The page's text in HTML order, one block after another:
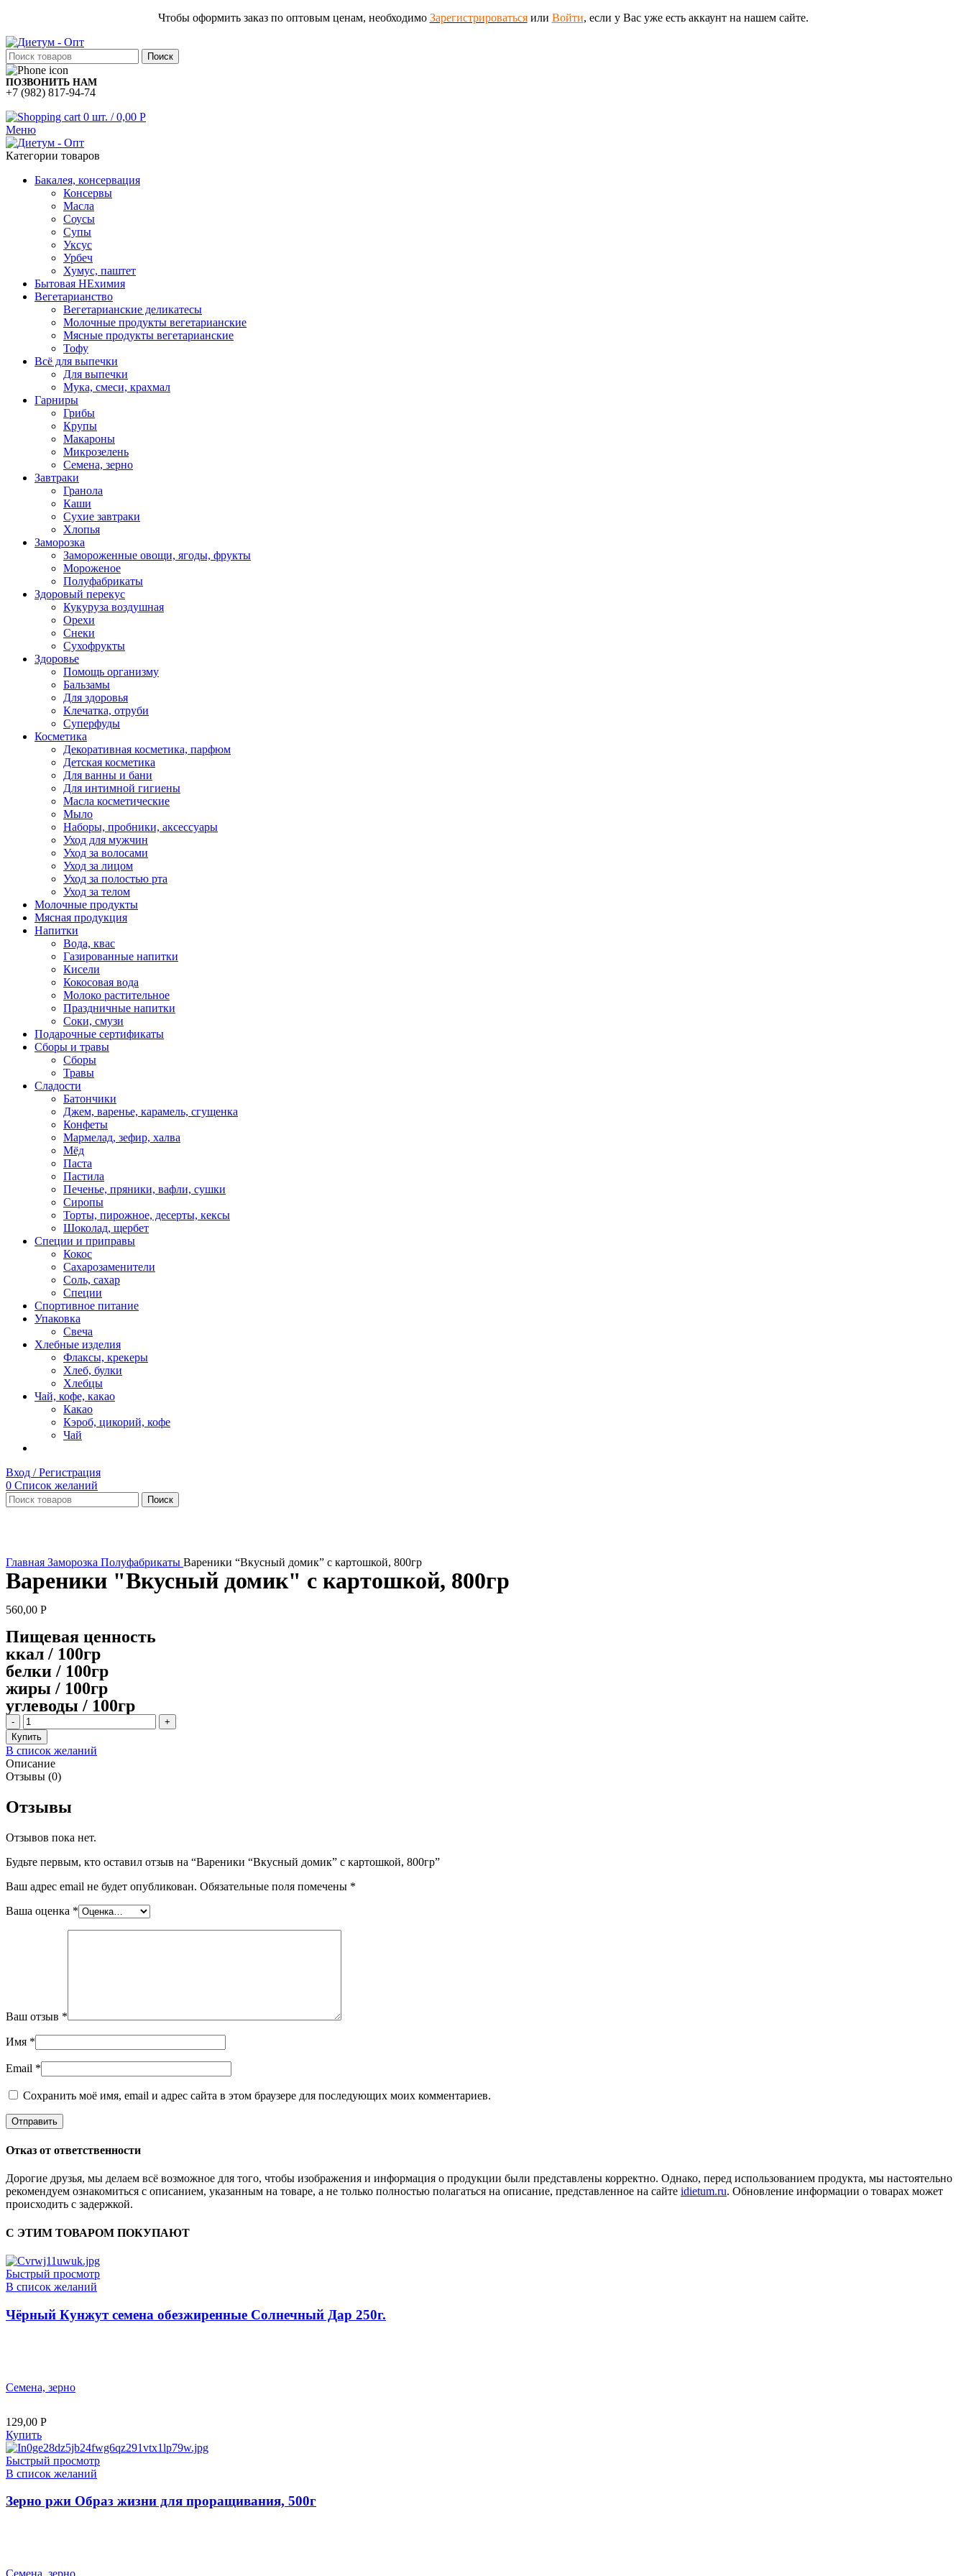
Чтобы оформить заказ по оптовым ценам, необходимо Зарегистрироватьсяили Войти, если у Вас уже есть аккаунт на нашем сайте.
Поиск
ПОЗВОНИТЬ НАМ
+7 (982) 817-94-74
0 шт. / 0,00 Р
Меню
Категории товаров
Бакалея, консервация
Консервы
Масла
Соусы
Супы
Уксус
Урбеч
Хумус, паштет
Бытовая НЕхимия
Вегетарианство
Вегетарианские деликатесы
Молочные продукты вегетарианские
Мясные продукты вегетарианские
Тофу
Всё для выпечки
Для выпечки
Мука, смеси, крахмал
Гарниры
Грибы
Крупы
Макароны
Микрозелень
Семена, зерно
Завтраки
Гранола
Каши
Сухие завтраки
Хлопья
Заморозка
Замороженные овощи, ягоды, фрукты
Мороженое
Полуфабрикаты
Здоровый перекус
Кукуруза воздушная
Орехи
Снеки
Сухофрукты
Здоровье
Помощь организму
Бальзамы
Для здоровья
Клечатка, отруби
Суперфуды
Косметика
Декоративная косметика, парфюм
Детская косметика
Для ванны и бани
Для интимной гигиены
Масла косметические
Мыло
Наборы, пробники, аксессуары
Уход для мужчин
Уход за волосами
Уход за лицом
Уход за полостью рта
Уход за телом
Молочные продукты
Мясная продукция
Напитки
Вода, квас
Газированные напитки
Кисели
Кокосовая вода
Молоко растительное
Праздничные напитки
Соки, смузи
Подарочные сертификаты
Сборы и травы
Сборы
Травы
Сладости
Батончики
Джем, варенье, карамель, сгущенка
Конфеты
Мармелад, зефир, халва
Мёд
Паста
Пастила
Печенье, пряники, вафли, сушки
Сиропы
Торты, пирожное, десерты, кексы
Шоколад, щербет
Специи и приправы
Кокос
Сахарозаменители
Соль, сахар
Специи
Спортивное питание
Упаковка
Свеча
Хлебные изделия
Флаксы, крекеры
Хлеб, булки
Хлебцы
Чай, кофе, какао
Какао
Кэроб, цикорий, кофе
Чай
Вход / Регистрация
0 Список желаний
Поиск
Главная Заморозка Полуфабрикаты Вареники “Вкусный домик” с картошкой, 800гр
Вареники "Вкусный домик" с картошкой, 800гр
560,00 Р
Пищевая ценность
ккал / 100гр
белки / 100гр
жиры / 100гр
углеводы / 100гр
Количество
товара
Вареники
"Вкусный
домик"
с
800гр
Купить
В список желаний
Описание
Отзывы (0)
Отзывы
Отзывов пока нет.
Будьте первым, кто оставил отзыв на “Вареники “Вкусный домик” с картошкой, 800гр”
Ваш адрес email не будет опубликован. Обязательные поля помечены *
Ваша оценка *
Ваш отзыв *
Имя *
Email *
Сохранить моё имя, email и адрес сайта в этом браузере для последующих моих комментариев.
Отказ от ответственности
Дорогие друзья, мы делаем всё возможное для того, чтобы изображения и информация о продукции были представлены корректно. Однако, перед использованием продукта, мы настоятельно
рекомендуем ознакомиться с описанием, указанным на товаре, а не только полностью полагаться на описание, представленное на сайте idietum.ru. Обновление информации о товарах может
происходить с задержкой.
С ЭТИМ ТОВАРОМ ПОКУПАЮТ
Быстрый просмотр
В список желаний
Чёрный Кунжут семена обезжиренные Солнечный Дар 250г.
Семена, зерно
129,00 Р
Купить
Быстрый просмотр
В список желаний
Зерно ржи Образ жизни для проращивания, 500г